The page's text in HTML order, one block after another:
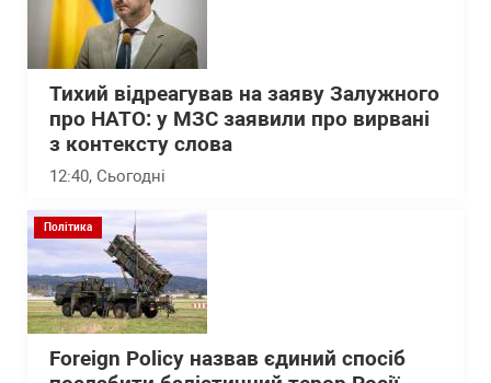
Тихий відреагував на заяву Залужного
про НАТО: у МЗС заявили про вирвані
з контексту слова
12:40, Сьогодні
Політика
Foreign Policy назвав єдиний спосіб